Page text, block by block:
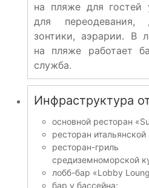
на пляже для гостей
для переодевания,
зонтики, аэрарии. В
на пляже работает
служба.
Инфраструктура
основной ресторан
ресторан итальянской
ресторан-
средиземноморской
лобб-бар «Lobby
бар у бассейна;